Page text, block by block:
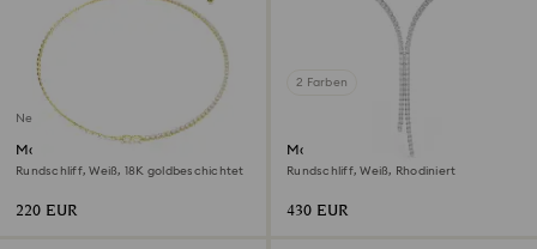
Neu
Matrix Halskette
Rundschliff, Weiß, 18K goldbeschichtet
220 EUR
2 Farben
Matrix Y-Halskette
Rundschliff, Weiß, Rhodiniert
430 EUR